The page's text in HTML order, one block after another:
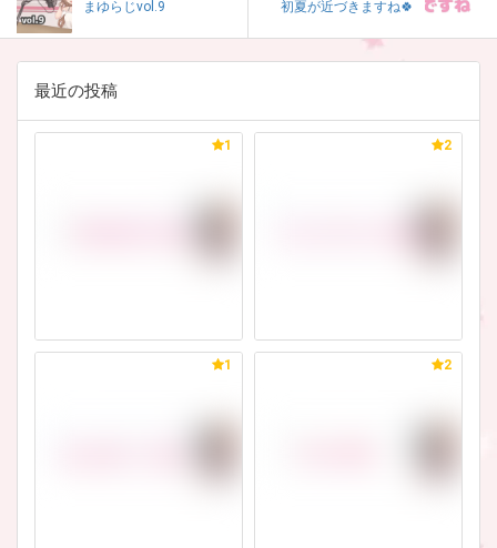
まゆらじvol.9 初夏が近づきますね🍀
最近の投稿
1 2
1 2